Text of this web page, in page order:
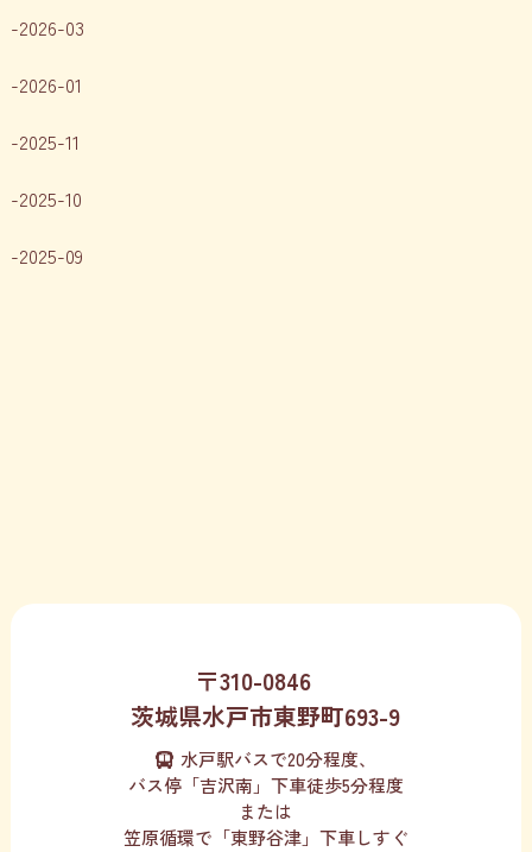
2026-03
2026-01
2025-11
2025-10
2025-09
〒310-0846
茨城県水戸市東野町693-9
水戸駅バスで20分程度、
バス停「吉沢南」下車徒歩5分程度
または
笠原循環で「東野谷津」下車しすぐ